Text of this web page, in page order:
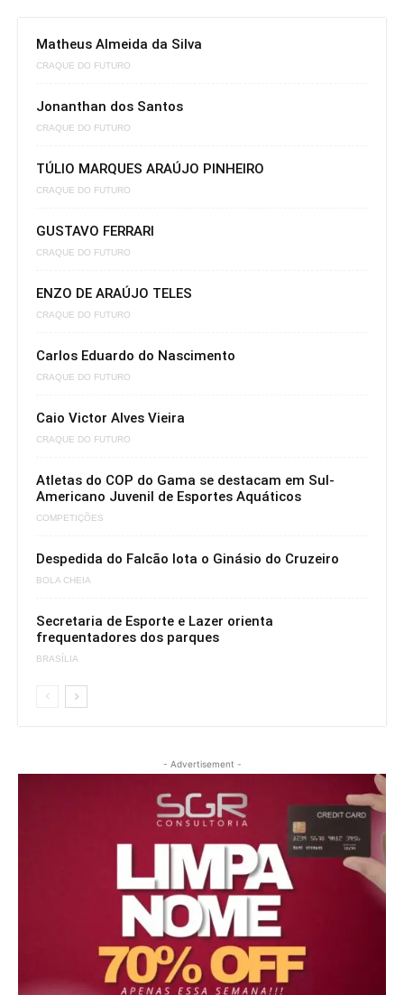
Matheus Almeida da Silva
CRAQUE DO FUTURO
Jonanthan dos Santos
CRAQUE DO FUTURO
TÚLIO MARQUES ARAÚJO PINHEIRO
CRAQUE DO FUTURO
GUSTAVO FERRARI
CRAQUE DO FUTURO
ENZO DE ARAÚJO TELES
CRAQUE DO FUTURO
Carlos Eduardo do Nascimento
CRAQUE DO FUTURO
Caio Victor Alves Vieira
CRAQUE DO FUTURO
Atletas do COP do Gama se destacam em Sul-
Americano Juvenil de Esportes Aquáticos
COMPETIÇÕES
Despedida do Falcão lota o Ginásio do Cruzeiro
BOLA CHEIA
Secretaria de Esporte e Lazer orienta
frequentadores dos parques
BRASÍLIA
- Advertisement -